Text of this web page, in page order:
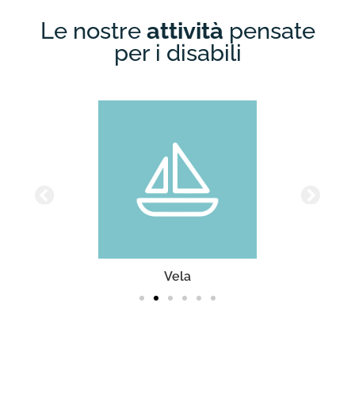
Le nostre attività pensate
per i disabili
Vela